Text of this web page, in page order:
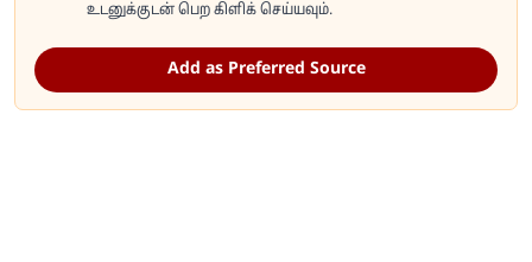
உடனுக்குடன் பெற கிளிக் செய்யவும்.
Add as Preferred Source